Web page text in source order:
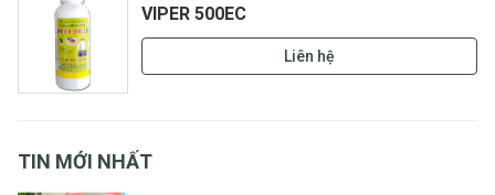
VIPER 500EC
Liên hệ
TIN MỚI NHẤT